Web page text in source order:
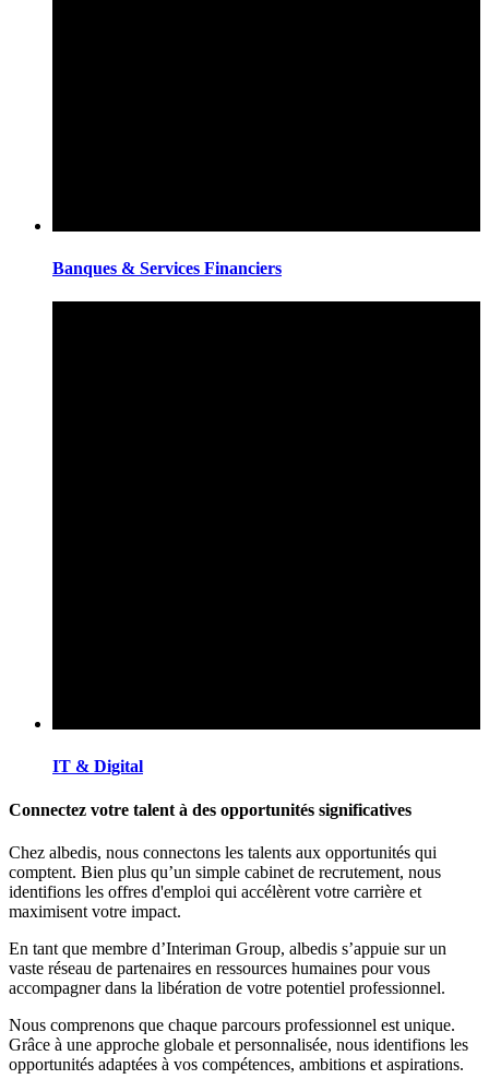
Banques & Services Financiers
IT & Digital
Connectez votre talent à des opportunités significatives
Chez albedis, nous connectons les talents aux opportunités qui
comptent. Bien plus qu’un simple cabinet de recrutement, nous
identifions les offres d'emploi qui accélèrent votre carrière et
maximisent votre impact.
En tant que membre d’Interiman Group, albedis s’appuie sur un
vaste réseau de partenaires en ressources humaines pour vous
accompagner dans la libération de votre potentiel professionnel.
Nous comprenons que chaque parcours professionnel est unique.
Grâce à une approche globale et personnalisée, nous identifions les
opportunités adaptées à vos compétences, ambitions et aspirations.